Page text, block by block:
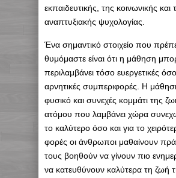
εκπαιδευτικής, της κοινωνικής και
αναπτυξιακής ψυχολογίας.
Ένα σημαντικό στοιχείο που
θυμόμαστε είναι ότι η μάθηση
περιλαμβάνει τόσο ευεργετικές
αρνητικές συμπεριφορές. Η
φυσικό και συνεχές κομμάτι της
ατόμου που λαμβάνει χώρα
το καλύτερο όσο και για το
φορές οι άνθρωποι μαθαίνουν
τους βοηθούν να γίνουν πιο
να κατευθύνουν καλύτερα τη ζωή